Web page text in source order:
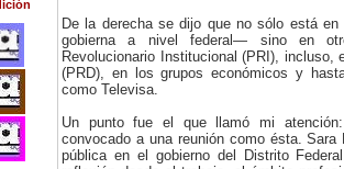
De la derecha se dijo que no sólo está
gobierna a nivel federal— sino en
Revolucionario Institucional (PRI), incluso,
(PRD), en los grupos económicos y
como Televisa.
Un punto fue el que llamó mi
convocado a una reunión como ésta. Sara
pública en el gobierno del Distrito